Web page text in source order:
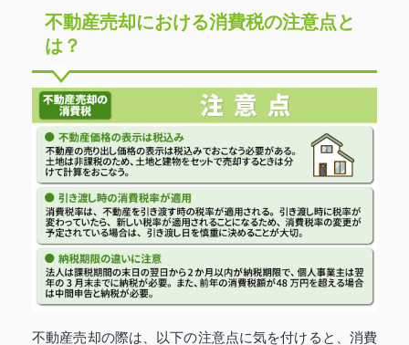
不動産売却における消費税の注意点と
は？
不動産売却の際は、以下の注意点に気を付けると、消費